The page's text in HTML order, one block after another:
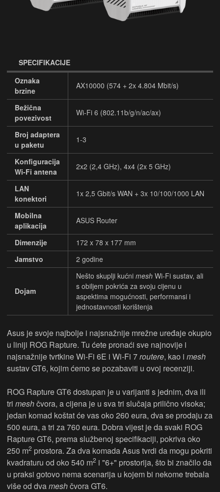
SPECIFIKACIJE
Oznaka
brzine
AX10000 (574 + 2x 4.804 Mbit/s)
Bežična
povezivost
Wi-Fi 6 (802.11b/g/n/ac/ax)
Broj adaptera
u paketu
1-3
Konfiguracija
Wi-Fi antena
2x2 (2,4 GHz), 4x4 (2x 5 GHz)
LAN
konektori
1x 2,5 Gbit/s WAN + 3x 10/100/1000 LAN
Mobilna
aplikacija
ASUS Router
Dimenzije
172 x 78 x 177 mm
Jamstvo
2 godine
Dojam
Nešto skuplji kućni mesh Wi-Fi sustav, ali
s obiljem pokrića za svoju cijenu u
aspektima mogućnosti, performansi i
jednostavnosti korištenja
Asus je svoje najbolje i najsnažnije mrežne uređaje okupio
u liniji ROG Rapture. Tu ćete pronaći sve najnovije i
najsnažnije tvrtkine Wi-Fi 6E i Wi-Fi 7routere, kao i mesh
sustav GT6, kojim ćemo se pozabaviti u ovoj recenziji.
ROG Rapture GT6 dostupan je u varijanti s jednim, dva ili
tri meshčvora, a cijena je u sva tri slučaja prilično visoka;
jedan komad koštat će vas oko 260 eura, dva se prodaju za
500 eura, a tri za 760 eura. Dobra vijest je da svaki ROG
Rapture GT6, prema službenoj specifikaciji, pokriva oko
250 m2 prostora. Za dva komada Asus tvrdi da mogu pokriti
kvadraturu od oko 540 m2 i "6+" prostorija, što bi značilo da
u praksi gotovo nema scenarija u kojem bi nekome trebala
više od dvameshčvora GT6.